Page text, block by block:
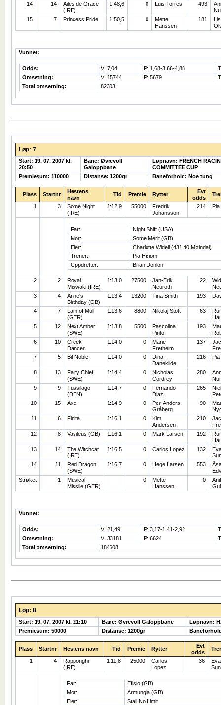
14
14
Ailes de Grace
(IRE)
1:48,6 0 Luis Torres 493
15
7 Princess Pride 1:50,5 0
Mette
Hanssen
181
Vunnet:
Odds: V: 7,04 P: 1,68-3,66-4,88
Omsetning:
V: 15744 P: 5679
Total omsetning:
82303
Løp: 7
Start: 19. 07. 2007 kl.
20:50
Bane: Øvrevoll
Galoppbane
Løpnavn: FRENCH
COMMITTEE CUP
Premiesum: 110000
Distanse: 1200gr Baneforhold: Noe tung
Plass Startnr
Hestens
navn
Tid Premie Rytter
Evt
odds
1 3
Some Night
(IRE)
1:12,9 55000
Fredrik
Johansson
214
Far:
Night Shift (USA)
Mor:
Some Merit (GB)
Eier:
Charlotte Widell (431 40 Mølndal)
Trener:
Pia Høiom
Oppdretter:
Brian Donlon
2 2
Royal
Miswaki (IRE)
1:13,0 27500
Jan-Erik
Neuroth
22
3
4
Anne's
Birthday (GB)
1:13,4 13200 Tina Smith 193
4 7
Lam of Mull
(GER)
1:13,6 8800 Nikolaj Stott 63
5
12
Next Amber
(SWE)
1:13,8 5500
Pascolina
Pinto
193
6
10
Creek
Dancer
1:14,0 0
Marie
Fretheim
137
7
5 Bit Noble 1:14,0 0
Dina
Danekilde
216
8 13
Fairy Chief
(SWE)
1:14,4 0
Nicholas
Cordrey
280
9
9
Tussilago
(DEN)
1:14,7 0
Fernando
Diaz
265
10
15 Axe 1:14,9 0
Per-Anders
Gråberg
90
11
6 Finita 1:16,1 0
Kim
Andersen
210
12
8 Vasileus (GB) 1:16,1 0 Mark Larsen 192
13
14
The Witchcat
(IRE)
1:16,5 0 Carlos Lopez 132
Eva
14
11
Red Dragon
(SWE)
1:16,7 0 Hege Larsen 553
Åsa
Strøket
1
Musical
Missile (GER)
0
Mette
Hanssen
0
Vunnet:
Odds: V: 21,49 P: 3,17-1,41-2,92
Omsetning:
V: 33181 P: 6624
Total omsetning:
184608
Løp: 8
Start: 19. 07. 2007 kl. 21:10 Bane: Øvrevoll Galoppbane
Løpnavn:
Premiesum: 50000
Distanse: 1200gr
Plass Startnr Hestens navn Tid Premie Rytter
Evt
odds
1 4
Rapponghi
(IRE)
1:11,8 25000
Carlos
Lopez
36
Eva
Far:
Efisio (GB)
Mor:
Armungia (GB)
Eier:
Stall No Limit